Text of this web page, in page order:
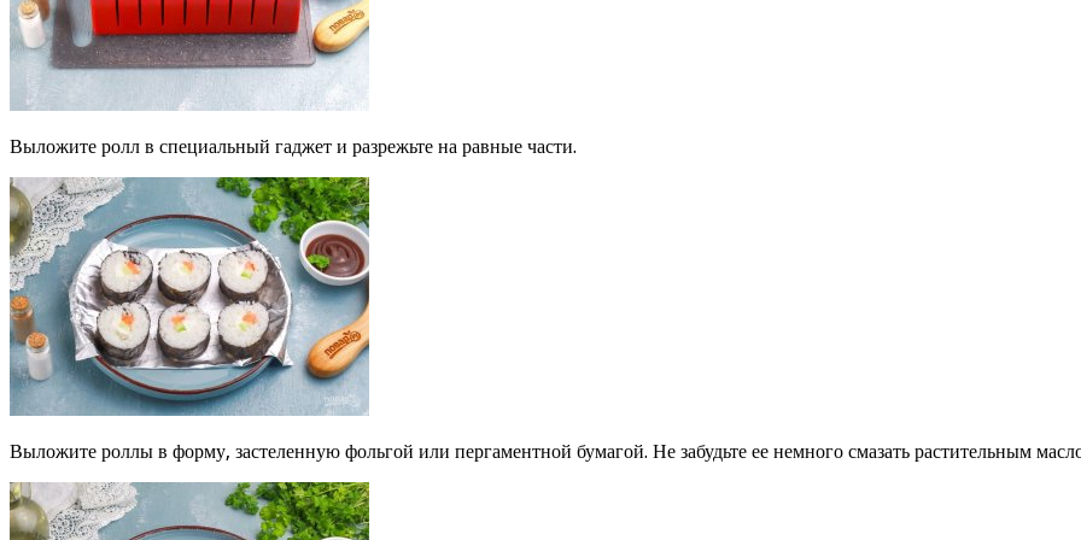
Выложите ролл в специальный гаджет и разрежьте на равные части.
Выложите роллы в форму, застеленную фольгой или пергаментной бумагой. Не забудьте ее немного смазать растительным